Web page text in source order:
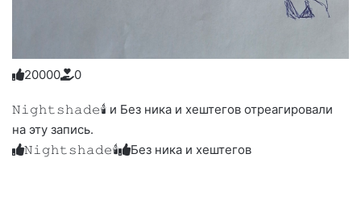
Голосуйте
вверх.
2
Нажмите
реакцию:
улыбаюсь
0
Нажмите
реакцию:
до
слез
0
Нажмите
реакцию:
0
Нажмите
реакцию:
0
Нажмите
благодарю
0
𝙽𝚒𝚐𝚑𝚝𝚜𝚑𝚊𝚍𝚎🕯 и Без ника и хештегов отреагировали
на эту запись.
𝙽𝚒𝚐𝚑𝚝𝚜𝚑𝚊𝚍𝚎🕯
Без ника и хештегов